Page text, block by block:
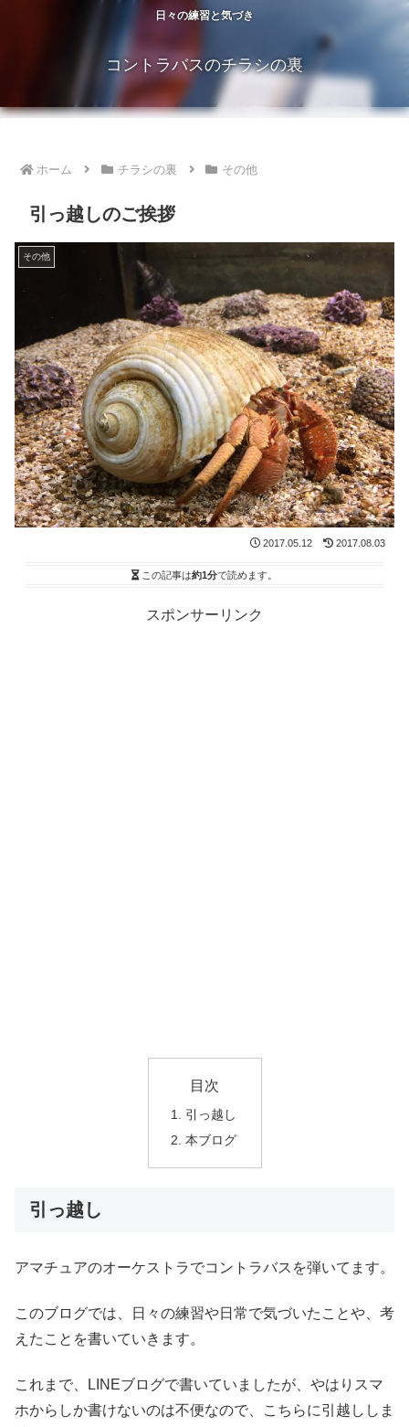
日々の練習と気づき
コントラバスのチラシの裏
ホーム チラシの裏 その他
引っ越しのご挨拶
その他
2017.05.12 2017.08.03
この記事は約1分で読めます。
スポンサーリンク
目次
引っ越し
本ブログ
引っ越し
アマチュアのオーケストラでコントラバスを弾いてます。
このブログでは、日々の練習や日常で気づいたことや、考
えたことを書いていきます。
これまで、LINEブログで書いていましたが、やはりスマ
ホからしか書けないのは不便なので、こちらに引越ししま